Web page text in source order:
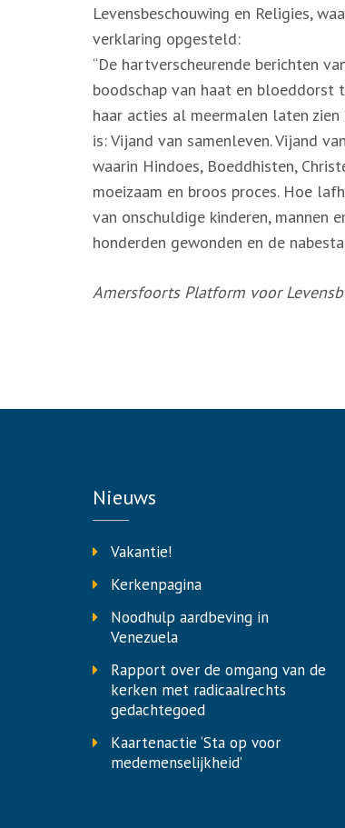
Levensbeschouwing en Religies,
verklaring opgesteld:
“De hartverscheurende berichten
boodschap van haat en bloeddorst
haar acties al meermalen laten
is: Vijand van samenleven. Vijand
waarin Hindoes, Boeddhisten,
moeizaam en broos proces. Hoe
van onschuldige kinderen, mannen
honderden gewonden en de
Amersfoorts Platform voor
Nieuws
Vakantie!
Kerkenpagina
Noodhulp aardbeving in
Venezuela
Rapport over de omgang van de
kerken met radicaalrechts
gedachtegoed
Kaartenactie ‘Sta op voor
medemenselijkheid’